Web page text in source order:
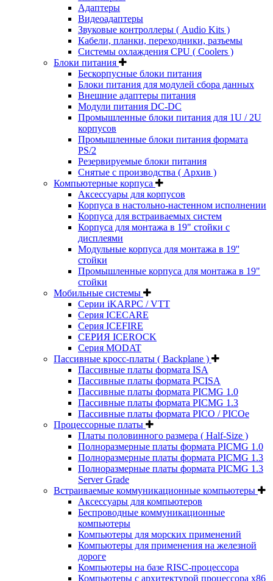
Адаптеры
Видеоадаптеры
Звуковые контроллеры ( Audio Kits )
Кабели, планки, переходники, разъемы
Системы охлаждения CPU ( Coolers )
Блоки питания
Бескорпусные блоки питания
Блоки питания для модулей сбора данных
Внешние адаптеры питания
Модули питания DC-DC
Промышленные блоки питания для 1U / 2U
корпусов
Промышленные блоки питания формата
PS/2
Резервируемые блоки питания
Снятые с производства ( Архив )
Компьютерные корпуса
Аксессуары для корпусов
Корпуса в настольно-настенном исполнении
Корпуса для встраиваемых систем
Корпуса для монтажа в 19" стойки с
дисплеями
Модульные корпуса для монтажа в 19''
стойки
Промышленные корпуса для монтажа в 19"
стойки
Мобильные системы
Серии iKARPC / VTT
Серия ICECARE
Серия ICEFIRE
СЕРИЯ ICEROCK
Серия MODAT
Пассивные кросс-платы ( Backplane )
Пассивные платы формата ISA
Пассивные платы формата PCISA
Пассивные платы формата PICMG 1.0
Пассивные платы формата PICMG 1.3
Пассивные платы формата PICO / PICOe
Процессорные платы
Платы половинного размера ( Half-Size )
Полноразмерные платы формата PICMG 1.0
Полноразмерные платы формата PICMG 1.3
Полноразмерные платы формата PICMG 1.3
Server Grade
Встраиваемые коммуникационные компьютеры
Аксессуары для компьютеров
Беспроводные коммуникационные
компьютеры
Компьютеры для морских применений
Компьютеры для применения на железной
дороге
Компьютеры на базе RISC-процессора
Компьютеры с архитектурой процессора x86